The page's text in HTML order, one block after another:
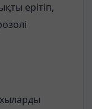
ерітіп,